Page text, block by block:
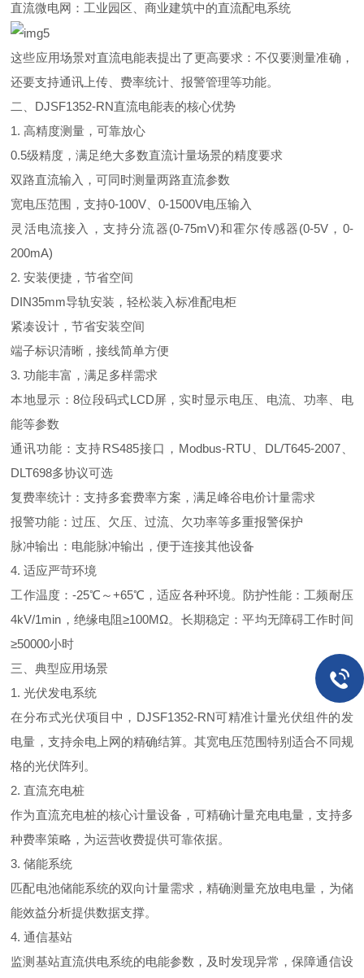
直流微电网：工业园区、商业建筑中的直流配电系统
这些应用场景对直流电能表提出了更高要求：不仅要测量准确，
还要支持通讯上传、费率统计、报警管理等功能。
二
DJSF1352-RN直流电能表的核心优势
1. 高精度测量，可靠放心
0.5级精度，满足绝大多数直流计量场景的精度要求
双路直流输入，可同时测量两路直流参数
宽电压范围，支持0-100V 、0-1500V电压输入
灵活电流接入，支持分流器(0-75mV)和霍尔传感器(0-5V ， 0-
200mA)
2. 安装便捷，节省空间
DIN35mm导轨安装，轻松装入标准配电柜
紧凑设计，节省安装空间
端子标识清晰，接线简单方便
3. 功能丰富，满足多样需求
本地显示 ： 8位段码式LCD屏，实时显示电压、电流、功率、电
能等参数
通讯功能：支持RS485接口 ， Modbus-RTU DL/T645-2007、
DLT698多协议可选
复费率统计：支持多套费率方案，满足峰谷电价计量需求
报警功能：过压、欠压、过流、欠功率等多重报警保护
脉冲输出：电能脉冲输出，便于连接其他设备
4. 适应严苛环境
工作温度： -25℃ ～+65℃ ，适应各种环境。防护性能：工频耐压
4kV/1min ，绝缘电阻≥100MΩ。长期稳定：平均无障碍工作时间
≥50000小时
三、典型应用场景
1. 光伏发电系统
在分布式光伏项目中 ， DJSF1352-RN可精准计量光伏组件的发
电量，支持余电上网的精确结算。其宽电压范围特别适合不同规
格的光伏阵列。
2. 直流充电桩
作为直流充电桩的核心计量设备，可精确计量充电电量，支持多
种费率策略，为运营收费提供可靠依据。
3. 储能系统
匹配电池储能系统的双向计量需求，精确测量充放电电量，为储
能效益分析提供数据支撑。
4. 通信基站
监测基站直流供电系统的电能参数，及时发现异常，保障通信设